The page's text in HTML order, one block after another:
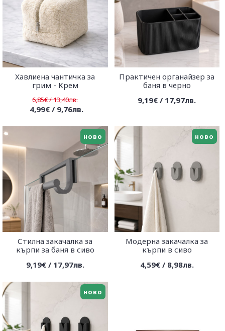
Хавлиена чантичка за
грим - Крем
6,85€ / 13,40лв.
4,99€ / 9,76лв.
Практичен органайзер за
баня в черно
9,19€ / 17,97лв.
ново
Стилна закачалка за
кърпи за баня в сиво
9,19€ / 17,97лв.
ново
Модерна закачалка за
кърпи в сиво
4,59€ / 8,98лв.
ново